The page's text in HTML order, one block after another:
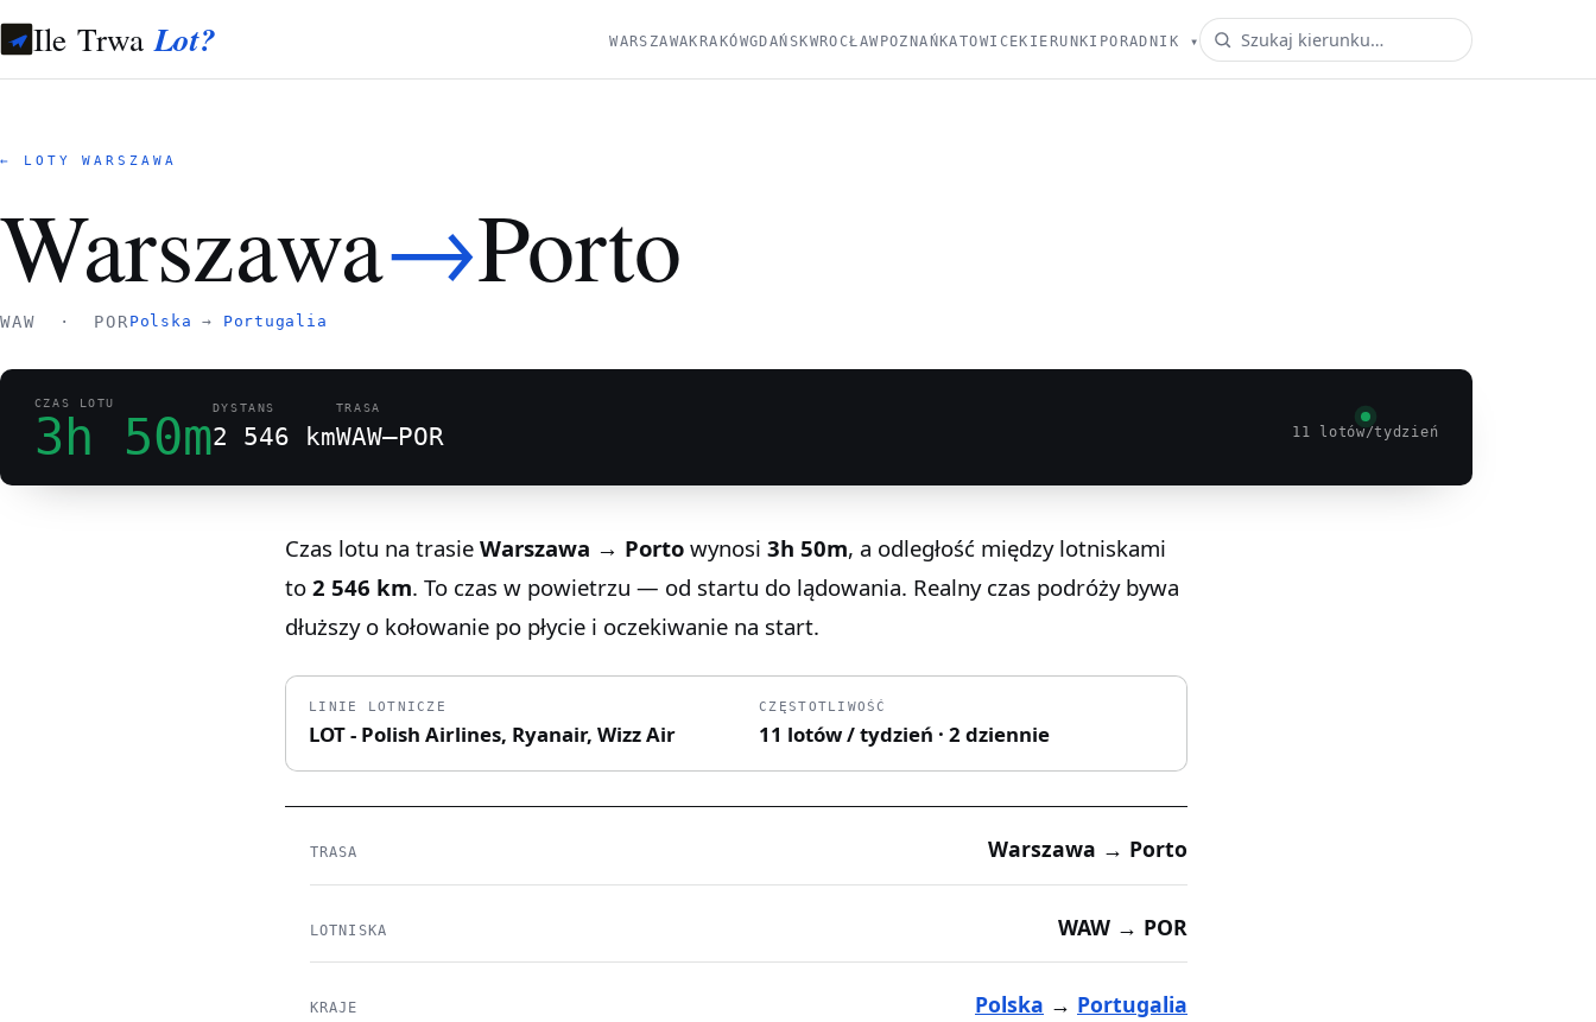
Ile TrwaLot? WARSZAWAKRAKÓWGDAŃSKWROCŁAW POZNAŃKATOWICEKIERUNKI PORADNIK ▾
← LOTY WARSZAWA
Warszawa→Porto
WAW · POR Polska → Portugalia
CZAS LOTU
3h 50m
DYSTANS
2 546 km
TRASA
WAW–POR 11 lotów/tydzień
Czas lotu na trasie Warszawa → Porto wynosi 3h 50m, a odległość między lotniskami
to 2 546 km. To czas w powietrzu — od startu do lądowania. Realny czas podróży bywa
dłuższy o kołowanie po płycie i oczekiwanie na start.
LINIE LOTNICZE
LOT - Polish Airlines, Ryanair, Wizz Air
CZĘSTOTLIWOŚĆ
11 lotów / tydzień · 2 dziennie
TRASA Warszawa → Porto
LOTNISKA WAW → POR
KRAJE Polska → Portugalia